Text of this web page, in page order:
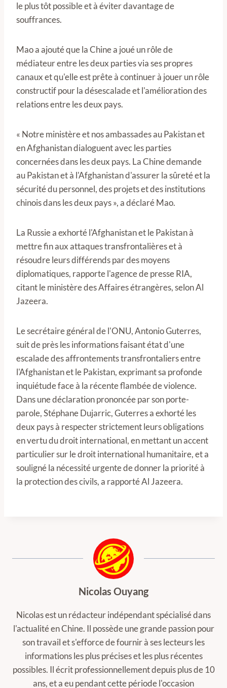
le plus tôt possible et à éviter davantage de
souffrances.
Mao a ajouté que la Chine a joué un rôle de
médiateur entre les deux parties via ses propres
canaux et qu'elle est prête à continuer à jouer un rôle
constructif pour la désescalade et l'amélioration des
relations entre les deux pays.
« Notre ministère et nos ambassades au Pakistan et
en Afghanistan dialoguent avec les parties
concernées dans les deux pays. La Chine demande
au Pakistan et à l'Afghanistan d'assurer la sûreté et la
sécurité du personnel, des projets et des institutions
chinois dans les deux pays », a déclaré Mao.
La Russie a exhorté l'Afghanistan et le Pakistan à
mettre fin aux attaques transfrontalières et à
résoudre leurs différends par des moyens
diplomatiques, rapporte l'agence de presse RIA,
citant le ministère des Affaires étrangères, selon Al
Jazeera.
Le secrétaire général de l'ONU, Antonio Guterres,
suit de près les informations faisant état d'une
escalade des affrontements transfrontaliers entre
l'Afghanistan et le Pakistan, exprimant sa profonde
inquiétude face à la récente flambée de violence.
Dans une déclaration prononcée par son porte-
parole, Stéphane Dujarric, Guterres a exhorté les
deux pays à respecter strictement leurs obligations
en vertu du droit international, en mettant un accent
particulier sur le droit international humanitaire, et a
souligné la nécessité urgente de donner la priorité à
la protection des civils, a rapporté Al Jazeera.
Nicolas Ouyang
Nicolas est un rédacteur indépendant spécialisé dans
l'actualité en Chine. Il possède une grande passion pour
son travail et s'efforce de fournir à ses lecteurs les
informations les plus précises et les plus récentes
possibles. Il écrit professionnellement depuis plus de 10
ans, et a eu pendant cette période l'occasion